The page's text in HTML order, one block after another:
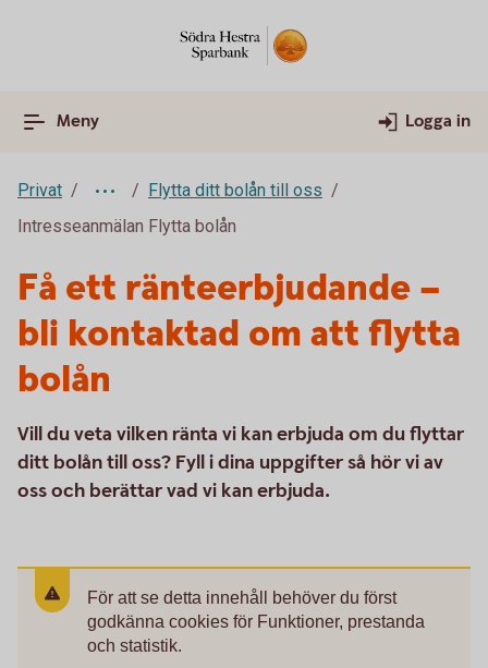
Meny Logga in
Privat
Flytta ditt bolån till oss
Intresseanmälan Flytta bolån
Få ett ränteerbjudande –
bli kontaktad om att flytta
bolån
Vill du veta vilken ränta vi kan erbjuda om du flyttar
ditt bolån till oss? Fyll i dina uppgifter så hör vi av
oss och berättar vad vi kan erbjuda.
För att se detta innehåll behöver du först
godkänna cookies för Funktioner, prestanda
och statistik.